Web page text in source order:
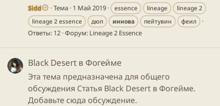
Sidd Тема 1 Май 2019 essence lineage
lineage 2
lineage 2 essence
дюп иннова пейтувин феил
Ответы: 12 Форум: Lineage 2 Essence
Black Desert в Фогейме
Эта тема предназначена для общего
обсуждения Статья Black Desert в Фогейме.
Добавьте сюда обсуждение.